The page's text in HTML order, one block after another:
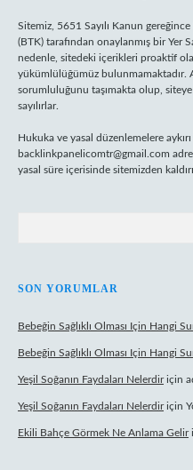
Sitemiz, 5651 Sayılı Kanun
(BTK) tarafından onaylanmış bir Yer
nedenle, sitedeki içerikleri proaktif
yükümlülüğümüz bulunmamaktadır.
sorumluluğunu taşımakta olup,
sayılırlar.
Hukuka ve yasal düzenlemelere
backlinkpanelicomtr@gmail.com
yasal süre içerisinde sitemizden
SON YORUMLAR
Bebeğin Sağlıklı Olması Için Hangi
Bebeğin Sağlıklı Olması Için Hangi
Yeşil Soğanın Faydaları Nelerdiriçin
Yeşil Soğanın Faydaları Nelerdiriçin
Ekili Bahçe Görmek Ne Anlama Gelir